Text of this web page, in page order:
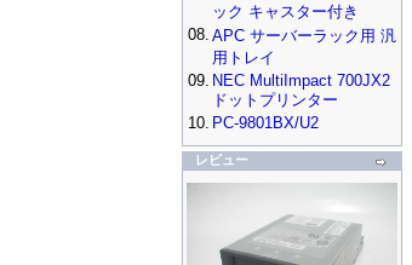
ック キャスター付き
08. APC サーバーラック用 汎
用トレイ
09. NEC MultiImpact 700JX2
ドットプリンター
10. PC-9801BX/U2
レビュー